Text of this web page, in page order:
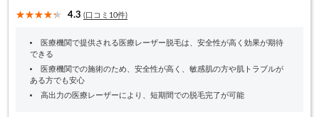
4.3 (口コミ10件)
医療機関で提供される医療レーザー脱毛は、安全性が高く効果が期待
できる
医療機関での施術のため、安全性が高く、敏感肌の方や肌トラブルが
ある方でも安心
高出力の医療レーザーにより、短期間での脱毛完了が可能